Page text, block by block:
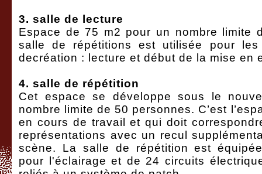
3. salle de lecture
Espace de 75 m2 pour un nombre limite
salle de répétitions est utilisée pour
decréation : lecture et début de la mise en
4. salle de répétition
Cet espace se développe sous le
nombre limite de 50 personnes. C’est
en cours de travail et qui doit
représentations avec un recul
scène. La salle de répétition est
pour l'éclairage et de 24 circuits